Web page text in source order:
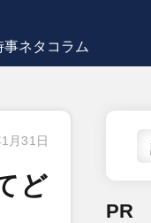
事ネタコラム
月31日
ど
PR